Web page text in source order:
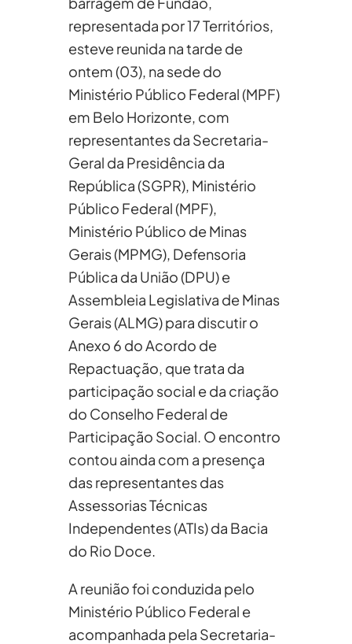
representada por 17 Territórios,
esteve reunida na tarde de
ontem (03), na sede do
Ministério Público Federal (MPF)
em Belo Horizonte, com
representantes da Secretaria-
Geral da Presidência da
República (SGPR), Ministério
Público Federal (MPF),
Ministério Público de Minas
Gerais (MPMG), Defensoria
Pública da União (DPU) e
Assembleia Legislativa de Minas
Gerais (ALMG) para discutir o
Anexo 6 do Acordo de
Repactuação, que trata da
participação social e da criação
do Conselho Federal de
Participação Social. O encontro
contou ainda com a presença
das representantes das
Assessorias Técnicas
Independentes (ATIs) da Bacia
do Rio Doce.
A reunião foi conduzida pelo
Ministério Público Federal e
acompanhada pela Secretaria-